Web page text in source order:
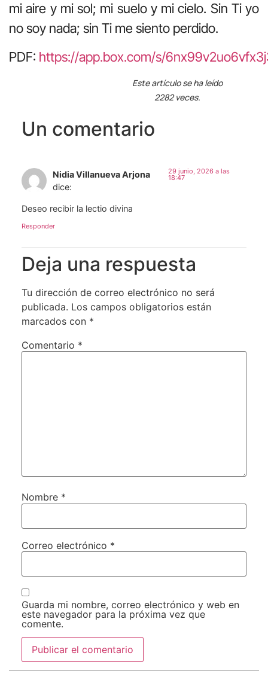
mi aire y mi sol; mi suelo y mi cielo. Sin Ti yo
no soy nada; sin Ti me siento perdido.
PDF: https://app.box.com/s/
Este artículo se ha leído
2282 veces.
Un comentario
Nidia Villanueva Arjona
dice:
29 junio, 2026 a las
18:47
Deseo recibir la lectio divina
Responder
Deja una respuesta
Tu dirección de correo electrónico no será
publicada. Los campos obligatorios están
marcados con *
Comentario *
Nombre *
Correo electrónico *
Guarda mi nombre, correo electrónico y web en
este navegador para la próxima vez que
comente.